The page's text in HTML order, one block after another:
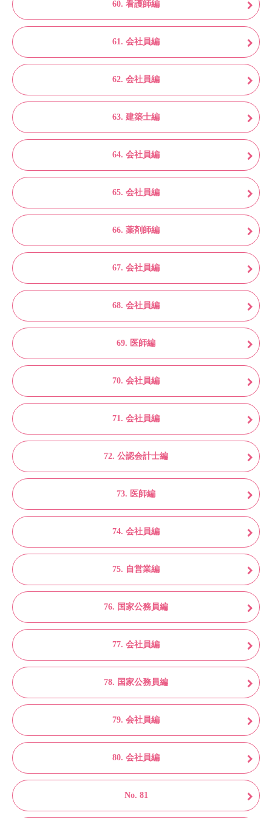
60. 看護師編
61. 会社員編
62. 会社員編
63. 建築士編
64. 会社員編
65. 会社員編
66. 薬剤師編
67. 会社員編
68. 会社員編
69. 医師編
70. 会社員編
71. 会社員編
72. 公認会計士編
73. 医師編
74. 会社員編
75. 自営業編
76. 国家公務員編
77. 会社員編
78. 国家公務員編
79. 会社員編
80. 会社員編
No. 81